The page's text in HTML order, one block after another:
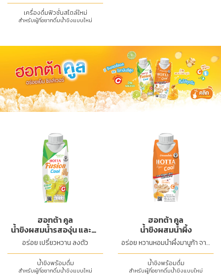
เครื่องดื่มฟิวชั่นสไตล์ใหม่
สำหรับผู้ที่อยากดื่มน้ำขิงแบบใหม่
ฮอทต้า คูล
น้ำขิงผสมน้ำรสองุ่น และน้ำ
มะนาว
อร่อย เปรี้ยวหวาน ลงตัว
น้ำขิงพร้อมดื่ม
สำหรับผู้ที่อยากดื่มน้ำขิงแบบใหม่
ฮอทต้า คูล
น้ำขิงผสมน้ำผึ้ง
อร่อย หวานหอมน้ำผึ้งมานูก้า จาก
นิวซีแลนด์
น้ำขิงพร้อมดื่ม
สำหรับผู้ที่อยากดื่มน้ำขิงแบบใหม่